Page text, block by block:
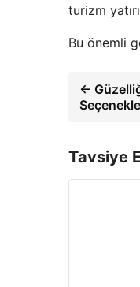
turizm
Bu önemli
←
Tavsiye